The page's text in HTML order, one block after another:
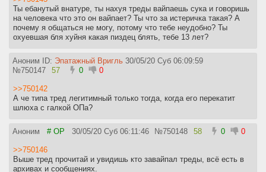
Ты ебанутый внатуре, ты нахуя треды вайпаешь сука и говоришь
на человека что это он вайпает? Ты что за истеричка такая? А
почему я общаться не могу, потому что тебе неудобно? Ты
охуевшая бля хуйня какая пиздец блять, тебе 13 лет?
Аноним ID: Эпатажный Вригль 30/05/20 Суб 06:09:59
№750147 57 0 0
>>750142
А че типа тред легитимный только тогда, когда его перекатит
шлюха с галкой ОПа?
Аноним # OP 30/05/20 Суб 06:11:46 №750148 58 0 0
>>750146
Выше тред прочитай и увидишь кто завайпал треды, всё есть в
архивах и сообщениях.